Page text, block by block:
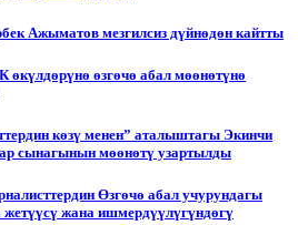
Ажыматов мезгилсиз дүйнөдөн кайтты
өзгөчө абал мөөнөтүнө
көзү менен” аталыштагы Экинчи
сынагынын мөөнөтү узартылды
Өзгөчө абал учурундагы
жана ишмердүүлүгүндөгү